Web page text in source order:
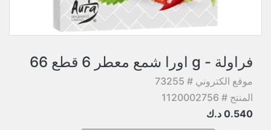
فراولة - g اورا شمع معطر 6 قطع 66
موقع الكتروني # 73255
المنتج # 1120002756
0.540 د.ك